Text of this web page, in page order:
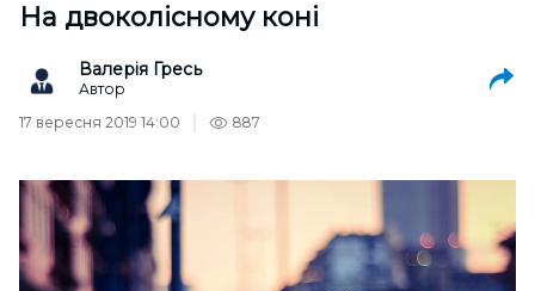
На двоколісному коні
Валерія Гресь
Автор
17 вересня 2019 14:00
887